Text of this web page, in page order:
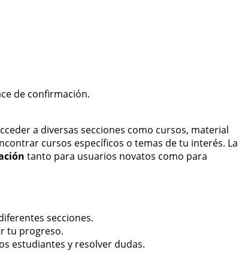
de confirmación.
a diversas secciones como cursos, material
cursos específicos o temas de tu interés. La
tanto para usuarios novatos como para
secciones.
tu progreso.
estudiantes y resolver dudas.